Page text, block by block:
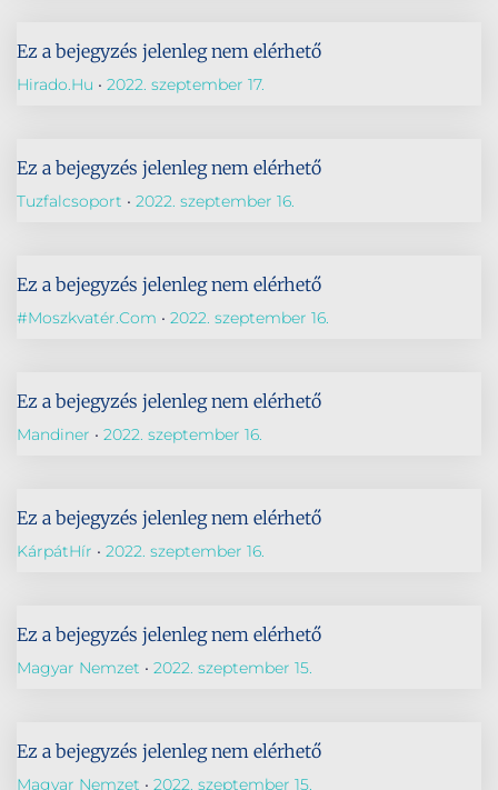
Ez a bejegyzés jelenleg nem elérhető
Hirado.hu 2022. szeptember 17.
Ez a bejegyzés jelenleg nem elérhető
Tuzfalcsoport 2022. szeptember 16.
Ez a bejegyzés jelenleg nem elérhető
#Moszkvatér.com 2022. szeptember 16.
Ez a bejegyzés jelenleg nem elérhető
Mandiner 2022. szeptember 16.
Ez a bejegyzés jelenleg nem elérhető
KárpátHír 2022. szeptember 16.
Ez a bejegyzés jelenleg nem elérhető
Magyar Nemzet 2022. szeptember 15.
Ez a bejegyzés jelenleg nem elérhető
Magyar Nemzet 2022. szeptember 15.